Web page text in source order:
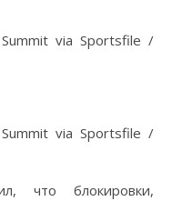
via Sportsfile /
via Sportsfile /
что блокировки,